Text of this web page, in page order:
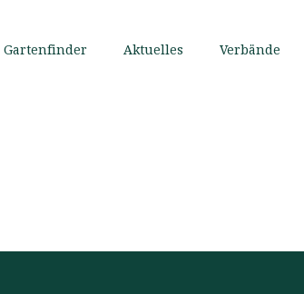
Gartenfinder Aktuelles Verbände